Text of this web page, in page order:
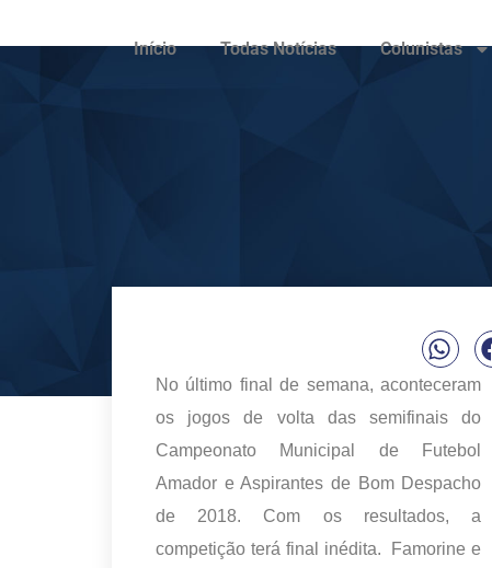
Início Todas Notícias Colunistas
No último final de semana, aconteceram
os jogos de volta das semifinais do
Campeonato Municipal de Futebol
Amador e Aspirantes de Bom Despacho
de 2018. Com os resultados, a
competição terá final inédita. Famorine e